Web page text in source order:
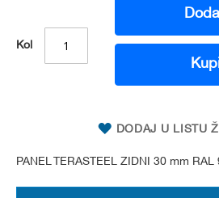
Kol
DODAJ U LISTU
PANEL TERASTEEL ZIDNI 30 mm